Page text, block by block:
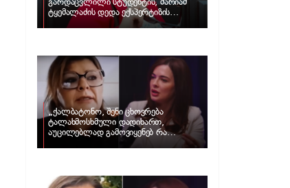
ტყემალაძის დედა ექსპერტიზის
პასუხს აქვეყნებს – რა გახდა გოგონას
„ქალბატონო, შენი ცხოვრება
ტალახმოსხმული დადიხართ,
აუცილებლად გამოვიყენებ რა
ინფორმაციაც მაქვს“… – რა